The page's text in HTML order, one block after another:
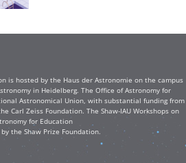
is hosted by the Haus der Astronomie on the campus
in Heidelberg. The Office of Astronomy for
Astronomical Union, with substantial funding from
Carl Zeiss Foundation. The Shaw-IAU Workshops on
for Education
the Shaw Prize Foundation.